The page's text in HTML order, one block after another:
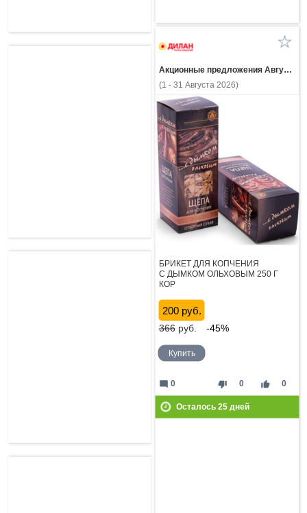
Акционные предложения Августа
(1 - 31 Августа 2026)
БРИКЕТ ДЛЯ КОПЧЕНИЯ
С ДЫМКОМ ОЛЬХОВЫМ 250 Г
КОР
200 руб.
366руб. -45%
Купить
thumb_down 0 thumb_up 0
mode_comment 0
Осталось 25дней